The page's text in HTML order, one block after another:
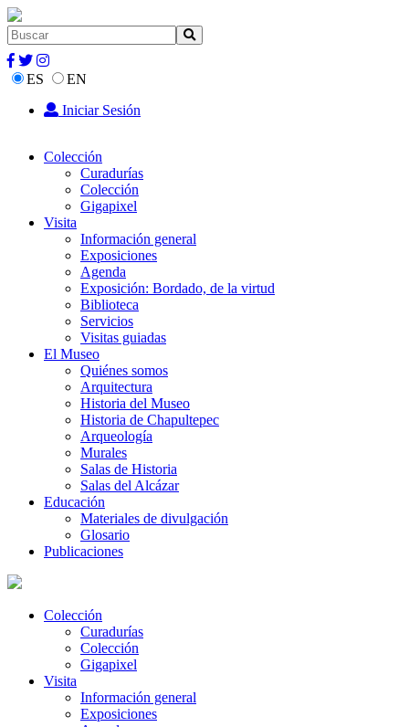
ES
EN
Iniciar Sesión
Colección
Curadurías
Colección
Gigapixel
Visita
Información general
Exposiciones
Agenda
Exposición: Bordado, de la virtud
Biblioteca
Servicios
Visitas guiadas
El Museo
Quiénes somos
Arquitectura
Historia del Museo
Historia de Chapultepec
Arqueología
Murales
Salas de Historia
Salas del Alcázar
Educación
Materiales de divulgación
Glosario
Publicaciones
Colección
Curadurías
Colección
Gigapixel
Visita
Información general
Exposiciones